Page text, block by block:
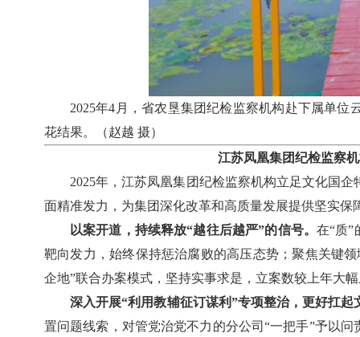
2025年4月，省农垦集团纪检监察机构赴下属单
花结果。（赵越 摄）
江苏凤凰集团纪检监察
2025年，江苏凤凰集团纪检监察机构立足文化国
面精准发力，为集团深化改革和高质量发展提供坚实保
以案开道，持续释放“越往后越严”的信号。 在“质”
靶向发力，始终保持惩治腐败的高压态势；聚焦关键
企地”联合办案模式，坚持实事求是，立案数较上年大
深入开展“利用教辅征订谋利”专项整治，更好扛起
置问题线索，对管党治党不力的分公司“一把手”予以